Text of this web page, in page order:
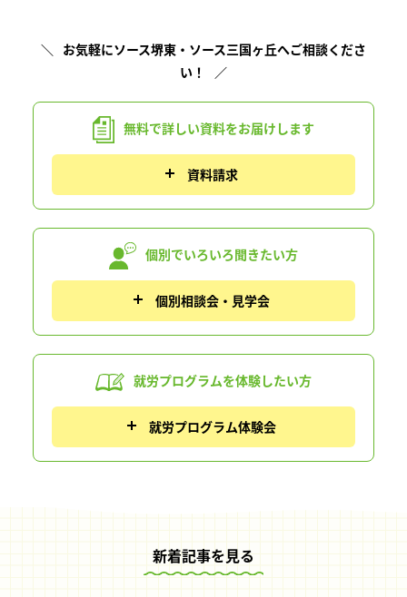
お気軽にソース堺東・ソース三国ヶ丘へご相談くださ
い！
無料で詳しい資料をお届けします
資料請求
個別でいろいろ聞きたい方
個別相談会・見学会
就労プログラムを体験したい方
就労プログラム体験会
新着記事を見る